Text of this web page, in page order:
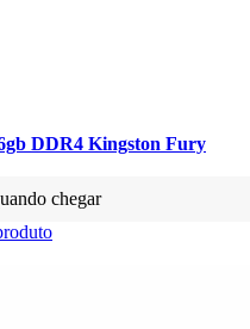
DDR4 Kingston Fury
chegar